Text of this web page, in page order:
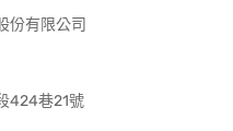
份有限公司
424巷21號